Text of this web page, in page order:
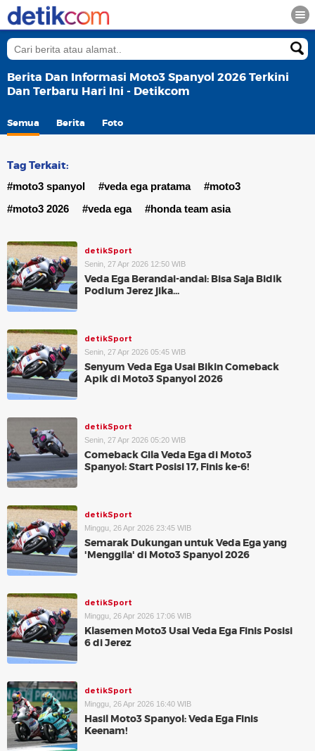
Berita Dan Informasi Moto3 Spanyol 2026 Terkini
Dan Terbaru Hari Ini - Detikcom
Semua Berita Foto
Tag Terkait:
#moto3 spanyol #veda ega pratama
#moto3
#moto3 2026
#veda ega #honda team asia
detikSport
Senin, 27 Apr 2026 12:50 WIB
Veda Ega Berandai-andai: Bisa Saja Bidik
Podium Jerez jika...
detikSport
Senin, 27 Apr 2026 05:45 WIB
Senyum Veda Ega Usai Bikin Comeback
Apik di Moto3 Spanyol 2026
detikSport
Senin, 27 Apr 2026 05:20 WIB
Comeback Gila Veda Ega di Moto3
Spanyol: Start Posisi 17, Finis ke-6!
detikSport
Minggu, 26 Apr 2026 23:45 WIB
Semarak Dukungan untuk Veda Ega yang
'Menggila' di Moto3 Spanyol 2026
detikSport
Minggu, 26 Apr 2026 17:06 WIB
Klasemen Moto3 Usai Veda Ega Finis Posisi
6 di Jerez
detikSport
Minggu, 26 Apr 2026 16:40 WIB
Hasil Moto3 Spanyol: Veda Ega Finis
Keenam!